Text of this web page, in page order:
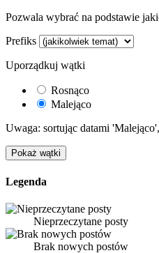
Pozwala wybrać na podstawie
Prefiks
Uporządkuj wątki
Rosnąco
Malejąco
Uwaga: sortując datami
Legenda
Nieprzeczytane posty
Brak nowych postów